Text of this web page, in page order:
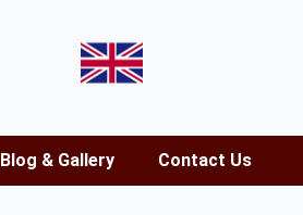
Blog & Gallery Contact Us